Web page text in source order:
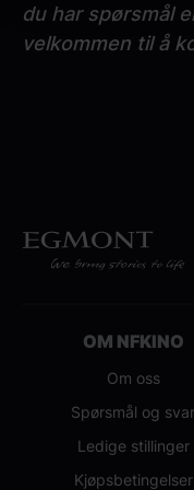
du har spørsmål
velkommen til å
OM NFKINO
Om oss
Spørsmål og svar
Ledige stillinger
Kjøpsbetingelser